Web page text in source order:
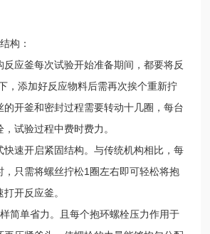
构：
反应釜每次试验开始准备期间，都要将反
，添加好反应物料后需再次挨个重新拧
的开釜和密封过程需要转动十几圈，每台
试验过程中费时费力。
速开启紧固结构。与传统机构相比，每
，只需将螺丝拧松1圈左右即可轻松将抱
开反应釜。
单省力。且每个抱环螺栓压力作用于